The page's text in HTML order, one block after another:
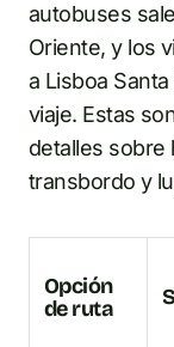
autobuses
Oriente, y los
a Lisboa
viaje. Estas
detalles sobre
transbordo y
Opción
de ruta